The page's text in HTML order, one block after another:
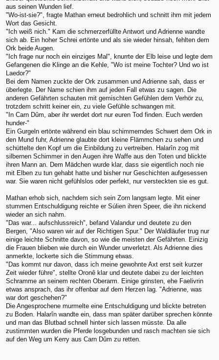
aus seinen Wunden lief.
"Wo-ist-sie?", fragte Mathan erneut bedrohlich und schnitt ihm mit jedem
Wort das Gesicht.
"Ich weiß nich." Kam die schmerzerfüllte Antwort und Adrienne wandte
sich ab. Ein hoher Schrei ertönte und als sie wieder hinsah, fehlten dem
Ork beide Augen.
"Ich frage nur noch ein einziges Mal", knurrte der Elb leise und legte dem
Gefangenen die Klinge an die Kehle, "Wo ist meine Tochter? Und wo ist
Laedor?"
Bei dem Namen zuckte der Ork zusammen und Adrienne sah, dass er
überlegte. Der Name schien ihm auf jeden Fall etwas zu sagen. Die
anderen Gefährten schauten mit gemischten Gefühlen dem Verhör zu,
trotzdem schritt keiner ein, zu viele Gefühle schwangen mit.
"In Carn Dûm, aber ihr werdet dort nur euren Tod finden. Euch werden
hunder-"
Ein Gurgeln ertönte während ein blau schimmerndes Schwert dem Ork in
den Mund fuhr, Adrienne glaubte dort kleine Flämmchen zu sehen und
schüttelte den Kopf um die Einbildung zu vertreiben. Halarîn zog mit
silbernen Schimmer in den Augen ihre Waffe aus den Toten und blickte
ihren Mann an. Dem Mädchen wurde klar, dass sie eigentlich noch nie
mit Elben zu tun gehabt hatte und bisher nur Geschichten aufgesessen
war. Sie waren nicht gefühlslos oder perfekt, nur versteckten sie es gut.
Mathan erhob sich, nachdem sich sein Zorn langsam legte. Mit einer
stummen Entschuldigung reichte er Súlien ihren Speer, die ihn nickend
wieder an sich nahm.
"Das war... aufschlussreich", befand Valandur und deutete zu den
Bergen, "Also waren wir auf der Richtigen Spur." Der Waldläufer trug nur
einige leichte Schnitte davon, so wie die meisten der Gefährten. Einizig
die Frauen blieben wie durch ein Wunder unverletzt. Als Adrienne dies
anmerkte, lockerte sich die Stimmung etwas.
"Das kommt nur davon, dass ich meine gewohnte Axt erst seit kurzer
Zeit wieder führe", stellte Oronê klar und deutete dabei zu der leichten
Schramme an seinem rechten Oberarm. Einige grinsten, ehe Faelivrin
etwas ansprach, das ihr offenbar auf dem Herzen lag. "Adrienne, was
war dort geschehen?"
Die Angesprochene murmelte eine Entschuldigung und blickte betreten
zu Boden. Halarîn wandte ein, dass man später darüber sprechen könnte
und man das Blutbad schnell hinter sich lassen müsste. Da alle
zustimmten wurden die Pferde losgebunden und rasch machten sie sich
auf den Weg um Kerry aus Carn Dûm zu retten.